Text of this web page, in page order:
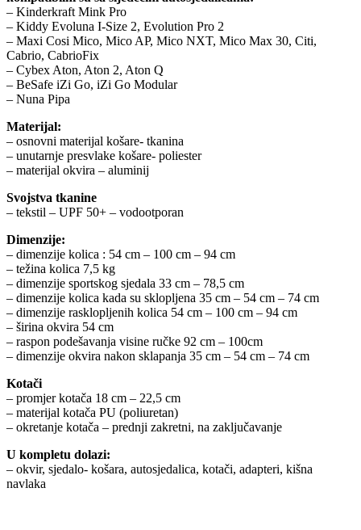
– Kinderkraft Mink Pro
– Kiddy Evoluna I-Size 2, Evolution Pro 2
– Maxi Cosi Mico, Mico AP, Mico NXT, Mico Max 30, Citi,
Cabrio, CabrioFix
– Cybex Aton, Aton 2, Aton Q
– BeSafe iZi Go, iZi Go Modular
– Nuna Pipa
Materijal:
– osnovni materijal košare- tkanina
– unutarnje presvlake košare- poliester
– materijal okvira – aluminij
Svojstva tkanine
– tekstil – UPF 50+ – vodootporan
Dimenzije:
– dimenzije kolica : 54 cm – 100 cm – 94 cm
– težina kolica 7,5 kg
– dimenzije sportskog sjedala 33 cm – 78,5 cm
– dimenzije kolica kada su sklopljena 35 cm – 54 cm – 74 cm
– dimenzije rasklopljenih kolica 54 cm – 100 cm – 94 cm
– širina okvira 54 cm
– raspon podešavanja visine ručke 92 cm – 100cm
– dimenzije okvira nakon sklapanja 35 cm – 54 cm – 74 cm
Kotači
– promjer kotača 18 cm – 22,5 cm
– materijal kotača PU (poliuretan)
– okretanje kotača – prednji zakretni, na zaključavanje
U kompletu dolazi:
– okvir, sjedalo- košara, autosjedalica, kotači, adapteri, kišna
navlaka